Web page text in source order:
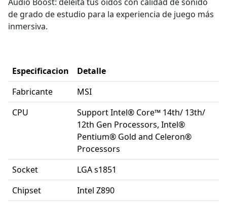
de grado de estudio para la experiencia de juego más
inmersiva.
Especificacion
Detalle
Fabricante
MSI
CPU
Support Intel® Core™ 14th/ 13th/
12th Gen Processors, Intel®
Pentium® Gold and Celeron®
Processors
Socket
LGA s1851
Chipset
Intel Z890